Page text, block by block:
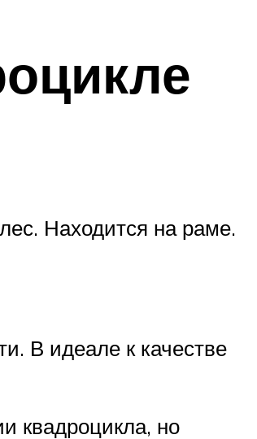
Находится на раме.
В идеале к качестве
квадроцикла, но